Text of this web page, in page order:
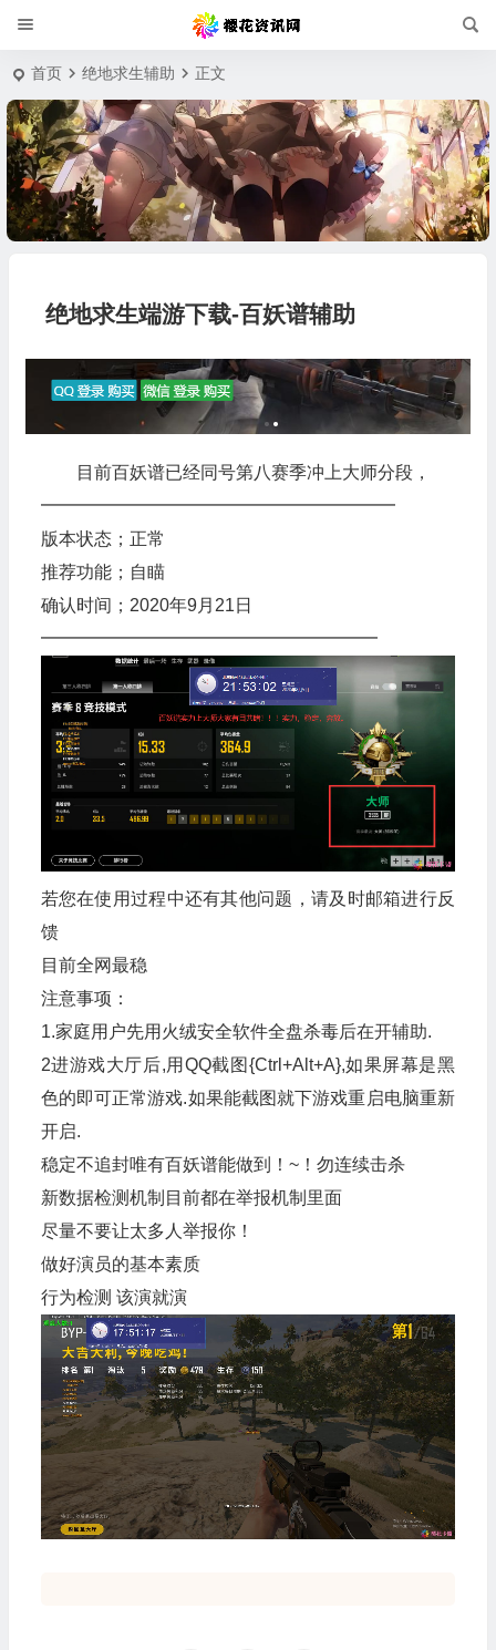
首页 绝地求生辅助 正文
绝地求生端游下载-百妖谱辅助
目前百妖谱已经同号第八赛季冲上大师分段，
━━━━━━━━━━━━━━━━━━━━
版本状态；正常
推荐功能；自瞄
确认时间；2020年9月21日
━━━━━━━━━━━━━━━━━━━
若您在使用过程中还有其他问题，请及时邮箱进行反
馈
目前全网最稳
注意事项：
1.家庭用户先用火绒安全软件全盘杀毒后在开辅助.
2进游戏大厅后,用QQ截图{Ctrl+Alt+A},如果屏幕是黑
色的即可正常游戏.如果能截图就下游戏重启电脑重新
开启.
稳定不追封唯有百妖谱能做到！~！勿连续击杀
新数据检测机制目前都在举报机制里面
尽量不要让太多人举报你！
做好演员的基本素质
行为检测 该演就演